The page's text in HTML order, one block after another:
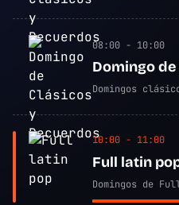
08:00 - 10:00
Domingo
Domingos
10:00 - 11:00
Full latin
Domingos de